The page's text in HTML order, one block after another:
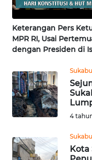
Keterangan Pers
MPR RI, Usai
dengan Presiden di
4
KALTIM
WN
WN
GORONTALO
SULUT